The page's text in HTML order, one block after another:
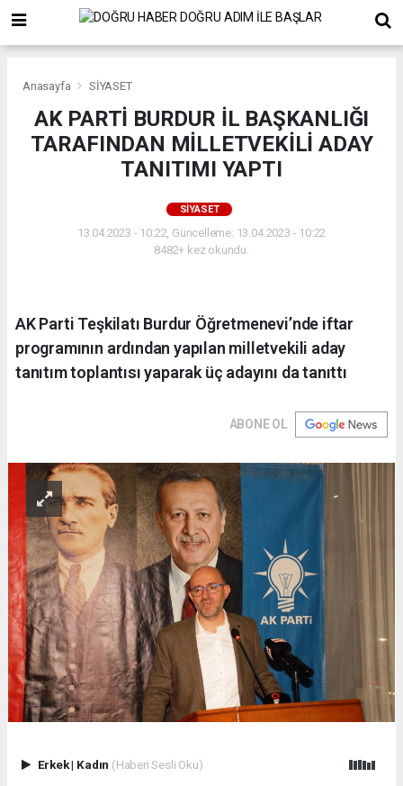
Anasayfa SİYASET
AK PARTİ BURDUR İL BAŞKANLIĞI
TARAFINDAN MİLLETVEKİLİ ADAY
TANITIMI YAPTI
SİYASET
13.04.2023 - 10:22, Güncelleme: 13.04.2023 - 10:22
8482+ kez okundu.
AK Parti Teşkilatı Burdur Öğretmenevi’nde iftar
programının ardından yapılan milletvekili aday
tanıtım toplantısı yaparak üç adayını da tanıttı
ABONE OL
Erkek| Kadın (Haberi Sesli Oku)